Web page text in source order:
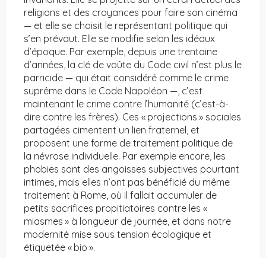
religions et des croyances pour faire son cinéma
— et elle se choisit le représentant politique qui
s’en prévaut. Elle se modifie selon les idéaux
d’époque. Par exemple, depuis une trentaine
d’années, la clé de voûte du Code civil n’est plus le
parricide — qui était considéré comme le crime
suprême dans le Code Napoléon —, c’est
maintenant le crime contre l’humanité (c’est-à-
dire contre les frères). Ces « projections » sociales
partagées cimentent un lien fraternel, et
proposent une forme de traitement politique de
la névrose individuelle. Par exemple encore, les
phobies sont des angoisses subjectives pourtant
intimes, mais elles n’ont pas bénéficié du même
traitement à Rome, où il fallait accumuler de
petits sacrifices propitiatoires contre les «
miasmes » à longueur de journée, et dans notre
modernité mise sous tension écologique et
étiquetée « bio ».